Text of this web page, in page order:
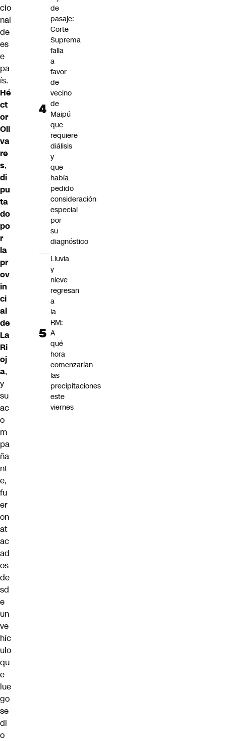
cio
nal
de
es
e
pa
ís.
Hé
ct
or
Oli
va
re
s,
di
pu
ta
do
po
r
la
pr
ov
in
ci
al
de
La
Ri
oj
a,
y
su
ac
o
m
pa
ña
nt
e,
fu
er
on
at
ac
ad
os
de
sd
e
un
ve
híc
ulo
qu
e
lue
go
se
di
o
de
pasaje:
Corte
Suprema
falla
a
favor
de
vecino
de
Maipú
que
requiere
diálisis
y
que
había
pedido
consideración
especial
por
su
diagnóstico
Lluvia
y
nieve
regresan
a
la
RM:
A
qué
hora
comenzarían
las
precipitaciones
este
viernes